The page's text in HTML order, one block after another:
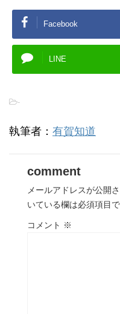
Facebook
LINE
-
執筆者： 有賀知道
comment
メールアドレスが公開
いている欄は必須項目
コメント ※